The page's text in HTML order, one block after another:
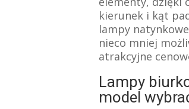
kierunek i kąt
lampy
nieco mniej
atrakcyjne
Lampy
model